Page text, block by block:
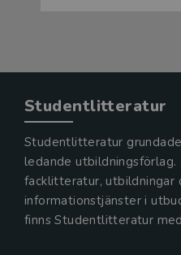
Studentlitteratur
Studentlitteratur
ledande
facklitteratur, utbildningar
informationstjänster i
finns Studentlitteratur